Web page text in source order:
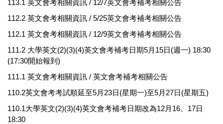
113.1 英文會考相關資訊 / 12/7英文會考補考相關公告
112.2 英文會考相關資訊 / 5/25英文會考補考相關公告
112.1 英文會考相關資訊 / 12/9英文會考補考相關公告
111.2 大學英文(2)(3)(4)英文會考補考日期5月15日(週一) 18:30
(17:30開始報到)
111.1 英文會考相關資訊 / 英文會考補考相關公告
110.2英文會考考試順延至5月23日(星期一)至5月27日(星期五)
110.1大學英文(2)(3)(4)英文會考補考日期改為12月16、17日
18:30